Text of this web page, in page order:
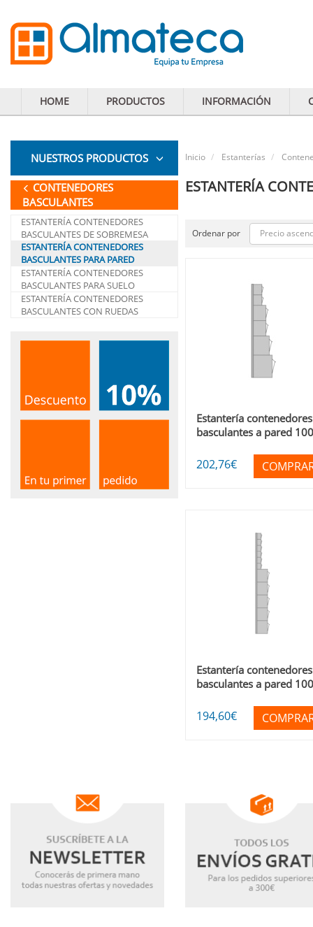
HOME PRODUCTOS INFORMACIÓN
NUESTROS PRODUCTOS
CONTENEDORES
BASCULANTES
ESTANTERÍA CONTENEDORES
BASCULANTES DE SOBREMESA
ESTANTERÍA CONTENEDORES
BASCULANTES PARA PARED
ESTANTERÍA CONTENEDORES
BASCULANTES PARA SUELO
ESTANTERÍA CONTENEDORES
BASCULANTES CON RUEDAS
Inicio Estanterías
ESTANTERÍA
Ordenar por Precio
Estantería contenedores
basculantes a pared
202,76€
Estantería contenedores
basculantes a pared
194,60€